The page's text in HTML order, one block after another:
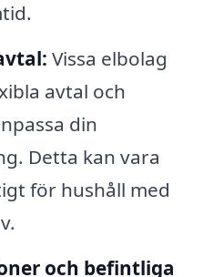
Vissa elbolag
avtal och
din
Detta kan vara
för hushåll med
och befintliga